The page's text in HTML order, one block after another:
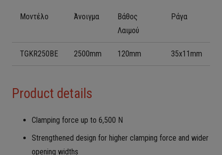
Μοντέλο Άνοιγμα
Βάθος
Λαιμού
Ράγα
TGKR250BE 2500mm 120mm 35x11mm
Product details
Clamping force up to 6,500 N
Strengthened design for higher clamping force and wider
opening widths